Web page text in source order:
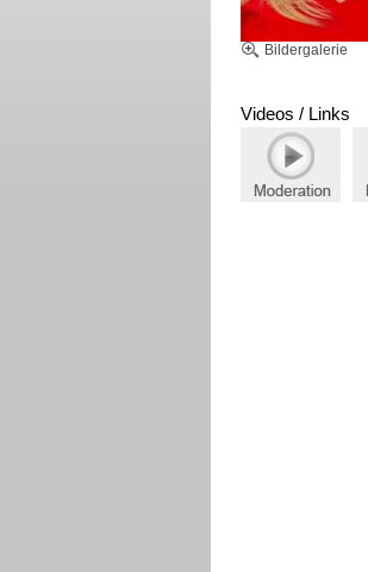
Bildergalerie
Bildergalerie
Videos / Links